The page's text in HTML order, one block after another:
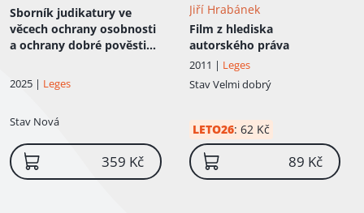
Sborník judikatury ve
věcech ochrany osobnosti
a ochrany dobré pověsti
2024
2025 | Leges
Stav Nová
359 Kč
Jiří Hrabánek
Film z hlediska
autorského práva
2011 | Leges
StavVelmi dobrý
LETO26: 62 Kč
89 Kč